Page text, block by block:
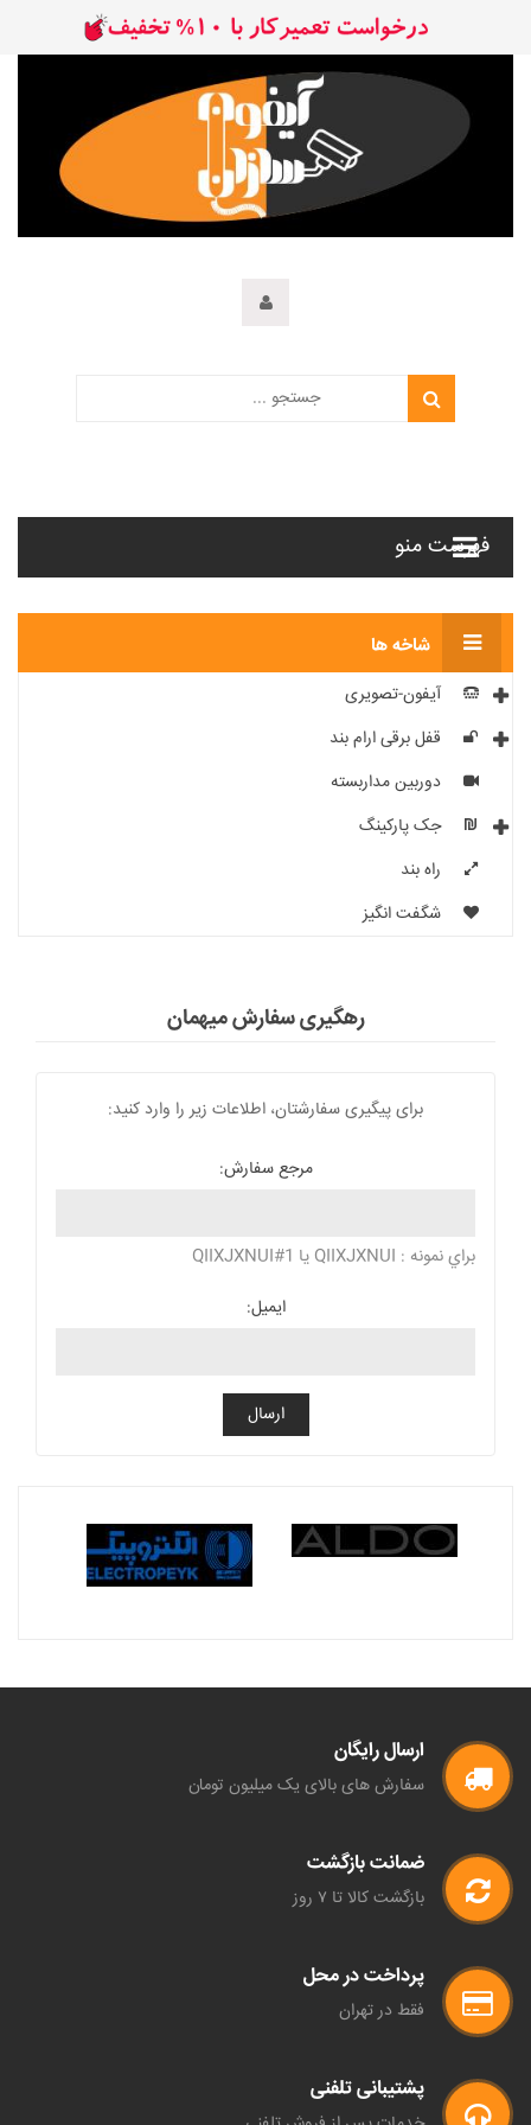
فهرست منو
شاخه ها
آیفون-تصویری
قفل برقی ارام بند
دوربین مداربسته
جک پارکینگ
راه بند
شگفت انگیز
رهگیری سفارش میهمان
برای پیگیری سفارشتان، اطلاعات زیر را وارد کنید:
مرجع سفارش:
براي نمونه : QIIXJXNUI يا QIIXJXNUI#1
ایمیل:
ارسال
ارسال رایگان
سفارش های بالای یک میلیون تومان
ضمانت بازگشت
بازگشت کالا تا ۷ روز
پرداخت در محل
فقط در تهران
پشتیبانی تلفنی